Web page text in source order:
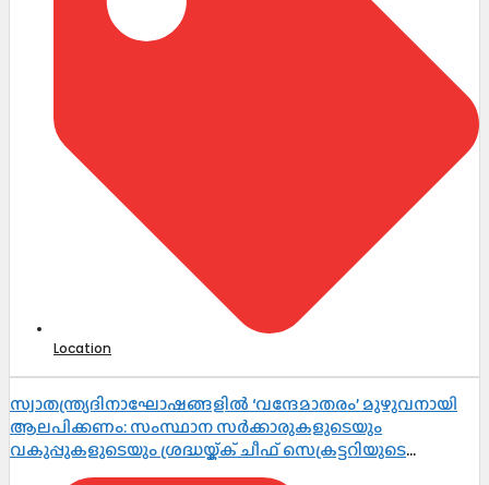
Location
സ്വാതന്ത്ര്യദിനാഘോഷങ്ങളിൽ ‘വന്ദേമാതരം’ മുഴുവനായി
ആലപിക്കണം: സംസ്ഥാന സർക്കാരുകളുടെയും
വകുപ്പുകളുടെയും ശ്രദ്ധയ്ക്ക് ചീഫ് സെക്രട്ടറിയുടെ
നിർദ്ദേശം